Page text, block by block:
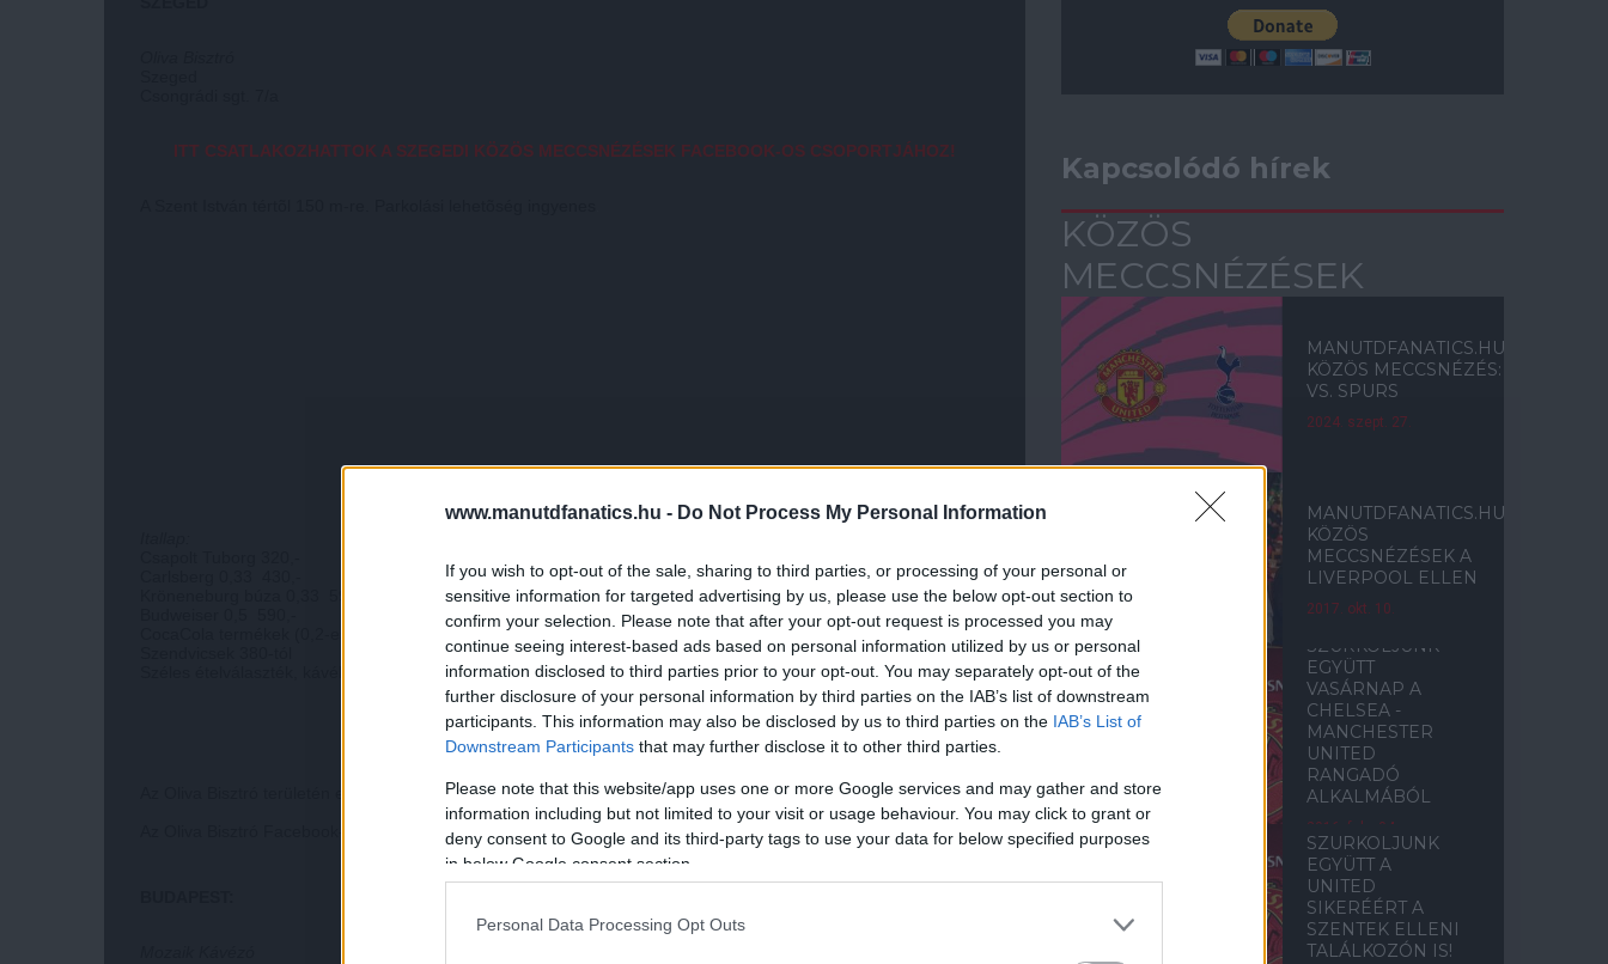
www.manutdfanatics.hu - Do Not Process My Personal Information
If you wish to opt-out of the sale, sharing to third parties, or processing of your personal or
sensitive information for targeted advertising by us, please use the below opt-out section to
confirm your selection. Please note that after your opt-out request is processed you may
continue seeing interest-based ads based on personal information utilized by us or personal
information disclosed to third parties prior to your opt-out. You may separately opt-out of the
further disclosure of your personal information by third parties on the IAB’s list of downstream
participants. This information may also be disclosed by us to third parties on the IAB’s List of
Downstream Participants that may further disclose it to other third parties.
Please note that this website/app uses one or more Google services and may gather and store
information including but not limited to your visit or usage behaviour. You may click to grant or
deny consent to Google and its third-party tags to use your data for below specified purposes
in below Google consent section.
Personal Data Processing Opt Outs
ITT CSATLAKOZHATTOK A SZEGEDI KÖZÖS MECCSNÉZÉSEK FACEBOOK-OS CSOPORTJÁHOZ!
Az Oliva Bisztró területén elhelyezett faházban a dohányzás lehetséges.
tekinthetõ meg.
Kapcsolódó hírek
KÖZÖS
MECCSNÉZÉSEK
MANUTDFANATICS.HU
KÖZÖS MECCSNÉZÉS:
VS. SPURS
2024. szept. 27.
MANUTDFANATICS.HU
KÖZÖS
MECCSNÉZÉSEK A
LIVERPOOL ELLEN
2017. okt. 10.
SZURKOLJUNK
EGYÜTT
VASÁRNAP A
CHELSEA -
MANCHESTER
UNITED
RANGADÓ
ALKALMÁBÓL
2016. febr. 04.
SZURKOLJUNK
EGYÜTT A
UNITED
SIKERÉÉRT A
SZENTEK ELLENI
TALÁLKOZÓN IS!